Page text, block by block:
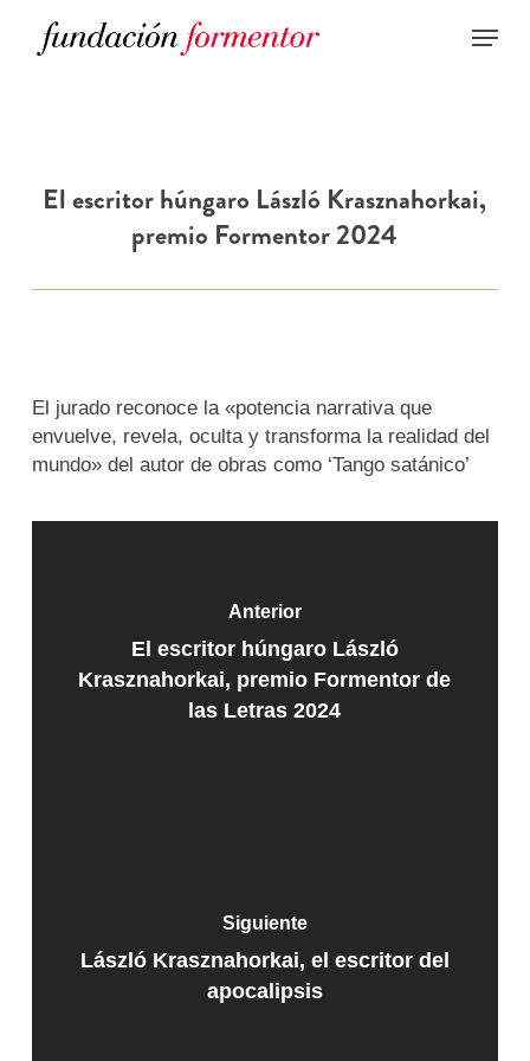
El escritor húngaro László Krasznahorkai,
premio Formentor 2024
El jurado reconoce la «potencia narrativa que
envuelve, revela, oculta y transforma la realidad del
mundo» del autor de obras como ‘Tango satánico’
Anterior
El escritor húngaro László
Krasznahorkai, premio Formentor de
las Letras 2024
Siguiente
László Krasznahorkai, el escritor del
apocalipsis